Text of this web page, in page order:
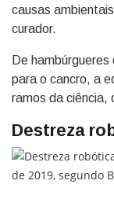
causas
curador.
De
para o cancro, a
ramos da ciência,
Destreza